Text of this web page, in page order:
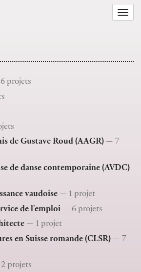
projets
de Gustave Roud (AAGR) — 7
de danse contemporaine (AVDC)
vaudoise — 1 projet
de l'emploi — 6 projets
— 1 projet
en Suisse romande (CLSR) — 7
projets